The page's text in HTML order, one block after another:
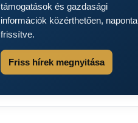
támogatások és gazdasági
információk közérthetően, naponta
frissítve.
Friss hírek megnyitása